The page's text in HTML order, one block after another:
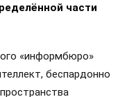
части
«информбюро»
беспардонно